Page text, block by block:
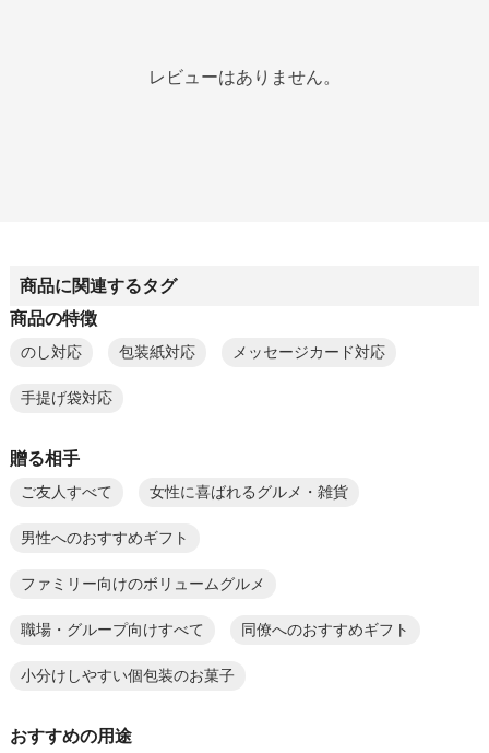
レビューはありません。
商品に関連するタグ
商品の特徴
のし対応 包装紙対応 メッセージカード対応
手提げ袋対応
贈る相手
ご友人すべて 女性に喜ばれるグルメ・雑貨
男性へのおすすめギフト
ファミリー向けのボリュームグルメ
職場・グループ向けすべて 同僚へのおすすめギフト
小分けしやすい個包装のお菓子
おすすめの用途